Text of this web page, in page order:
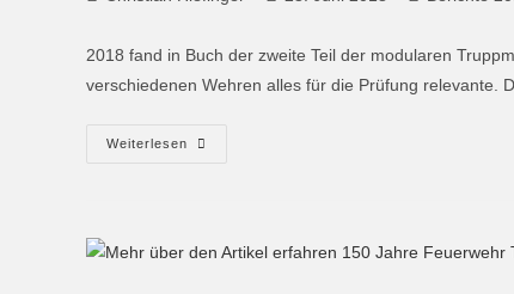
2018 fand in Buch der zweite Teil der modularen
verschiedenen Wehren alles für die Prüfung relevante.
Weiterlesen